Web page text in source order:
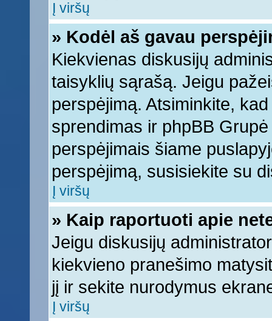
Į viršų
» Kodėl aš gavau
Kiekvienas diskusijų
taisyklių sąrašą. Jeigu
perspėjimą. Atsiminkite,
sprendimas ir phpBB
perspėjimais šiame
perspėjimą, susisiekite su
Į viršų
» Kaip raportuoti apie
Jeigu diskusijų
kiekvieno pranešimo
jį ir sekite nurodymus
Į viršų